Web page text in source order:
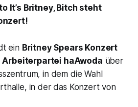
It’s Britney, Bitch steht
ein Britney Spears Konzert
haAwoda über
in dem die Wahl
in der das Konzert von